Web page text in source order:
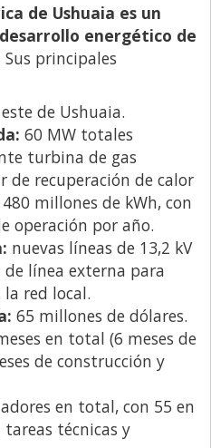
de Ushuaia es un
energético de
Sus principales
de Ushuaia.
60 MW totales
turbina de gas
de recuperación de calor
480 millones de kWh, con
operación por año.
nuevas líneas de 13,2 kV
de línea externa para
red local.
65 millones de dólares.
en total (6 meses de
de construcción y
en total, con 55 en
tareas técnicas y